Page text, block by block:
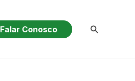
Falar Conosco Pesquisar